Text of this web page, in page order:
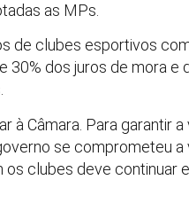
as MPs.
de clubes esportivos
dos juros de mora e
à Câmara. Para garantir
se comprometeu a
clubes deve continuar